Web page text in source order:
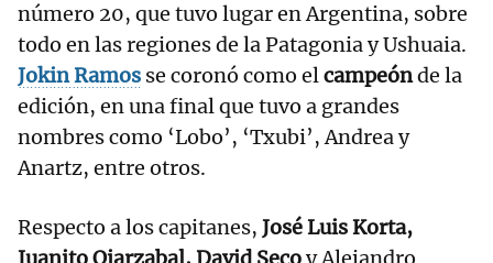
número 20, que tuvo lugar en Argentina, sobre
todo en las regiones de la Patagonia y Ushuaia.
Jokin Ramos se coronó como elcampeónde la
edición, en una final que tuvo a grandes
nombres como ‘Lobo’, ‘Txubi’, Andrea y
Anartz, entre otros.
Respecto a los capitanes, José Luis Korta,